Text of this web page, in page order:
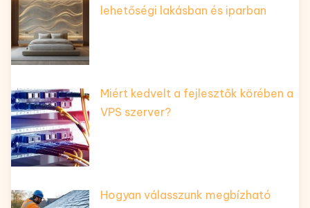
lehetőségi lakásban és iparban
Miért kedvelt a fejlesztők körében a
VPS szerver?
Hogyan válasszunk megbízható